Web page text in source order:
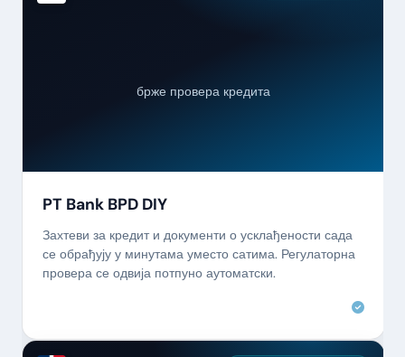
брже провера кредита
PT Bank BPD DIY
Захтеви за кредит и документи о усклађености сада
се обрађују у минутама уместо сатима. Регулаторна
провера се одвија потпуно аутоматски.